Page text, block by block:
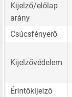
Kijelző/előlap
arány
Csúcsfényerő
Kijelzővédelem
Érintőkijelző